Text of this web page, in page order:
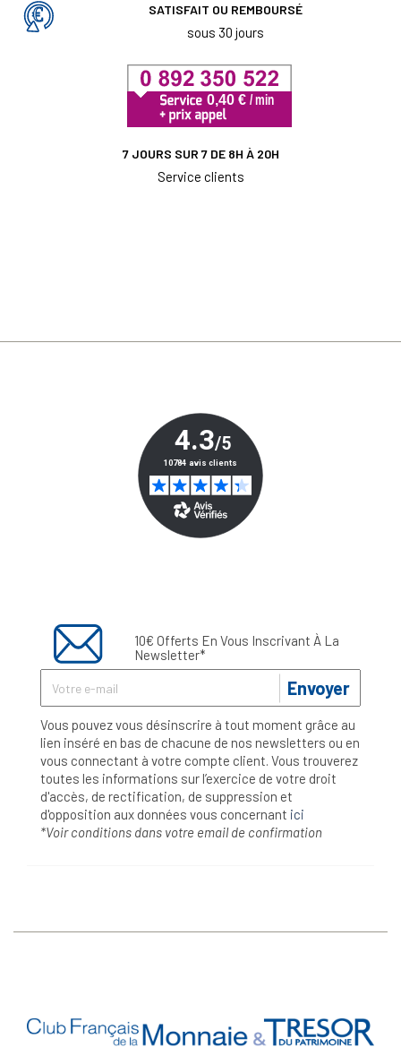
SATISFAIT OU REMBOURSÉ
sous 30 jours
7 JOURS SUR 7 DE 8H À 20H
Service clients
10€ Offerts En Vous Inscrivant À La
Newsletter*
Envoyer
Vous pouvez vous désinscrire à tout moment grâce au
lien inséré en bas de chacune de nos newsletters ou en
vous connectant à votre compte client. Vous trouverez
toutes les informations sur l’exercice de votre droit
d'accès, de rectification, de suppression et
d'opposition aux données vous concernant ici
*Voir conditions dans votre email de confirmation